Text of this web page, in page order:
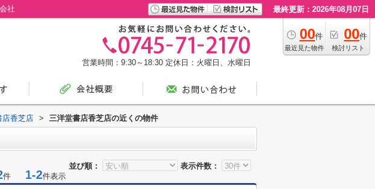
社 最終更新：2026年08月07日
00件
最近見た物件
00件
検討リスト
営業時間：9:30～18:30 定休日：火曜日、水曜日
店香芝店 > 三洋堂書店香芝店の近くの物件
並び順： 表示件数：
件 1-2件表示